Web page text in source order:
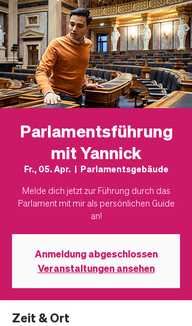
Parlamentsführung
mit Yannick
Fr., 05. Apr.
  |
Parlamentsgebäude
Melde dich jetzt zur Führung durch das
Parlament mit mir als persönlichen Guide
an!
Anmeldung abgeschlossen
Veranstaltungen ansehen
Zeit & Ort